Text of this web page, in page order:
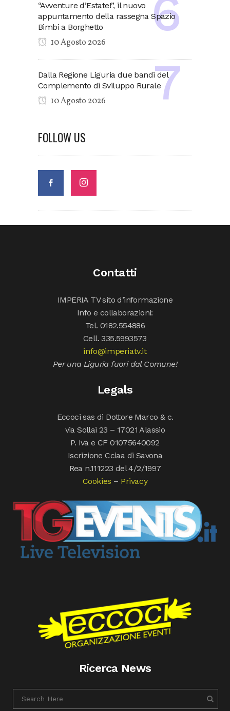
“Avventure d’Estate!”, il nuovo
appuntamento della rassegna Spazio
Bimbi a Borghetto
10 Agosto 2026
Dalla Regione Liguria due bandi del
Complemento di Sviluppo Rurale
10 Agosto 2026
FOLLOW US
Contatti
IMPERIA TV sito d’informazione
Info e collaborazioni:
Tel. 0182.554886
Cell. 335.5993573
info@imperiatv.it
Per una Liguria fuori dal Comune!
Legals
Eccoci sas di Dottore Marco & c.
via Sollai 23 – 17021 Alassio
P. Iva e CF 01075640092
Iscrizione Cciaa di Savona
Rea n.111223 del 4/2/1997
Cookies – Privacy
Ricerca News